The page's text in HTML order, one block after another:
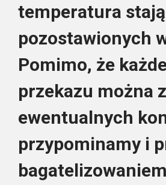
temperatura
pozostawionych
Pomimo, że
przekazu można
ewentualnych
przypominamy i